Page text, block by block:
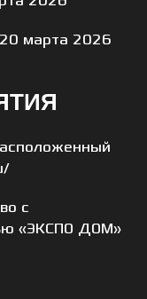
марта 2026
с
«ЭКСПО ДОМ»